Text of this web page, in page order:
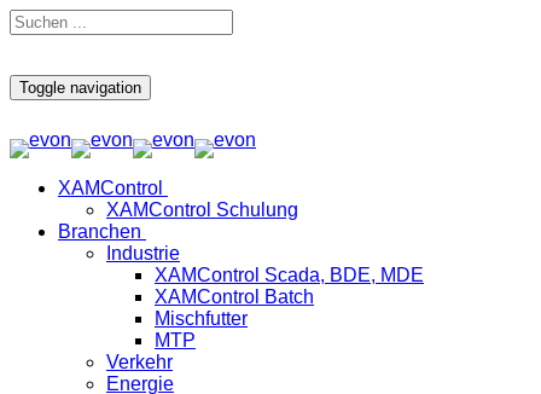
Toggle navigation
XAMControl
XAMControl Schulung
Branchen
Industrie
XAMControl Scada, BDE, MDE
XAMControl Batch
Mischfutter
MTP
Verkehr
Energie